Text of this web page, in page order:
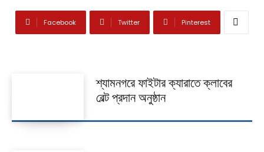
খেলাধুলাFacebook Twitter Pinterest
শ্যামনগরে ফাইটার ক্যারাতে ক্লাবের
বেল্ট প্রদান অনুষ্ঠান